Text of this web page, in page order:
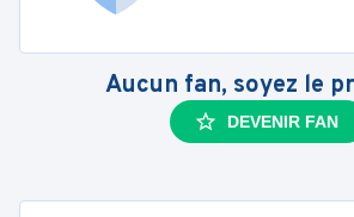
Aucun fan, soyez le
DEVENIR FAN